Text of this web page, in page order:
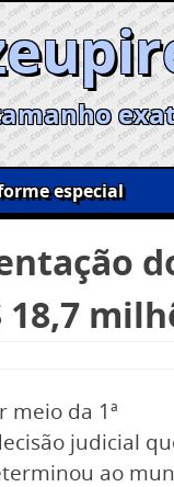
especial
meio da 1ª
judicial
ao